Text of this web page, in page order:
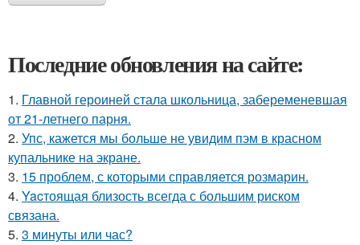
Последние обновления на сайте:
1. Главной героиней стала школьница, забеременевшая
от 21-летнего парня.
2. Упс, кажется мы больше не увидим пэм в красном
купальнике на экране.
3. 15 проблем, с которыми справляется розмарин.
4. Yacтоящая близость всегда с большим риском
связана.
5. 3 минуты или час?